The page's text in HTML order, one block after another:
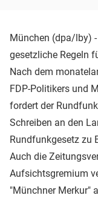
München (dpa/lby)
gesetzliche Regeln
Nach dem
FDP-Politikers und
fordert der
Schreiben an den
Rundfunkgesetz zu
Auch die
Aufsichtsgremium
"Münchner Merkur"